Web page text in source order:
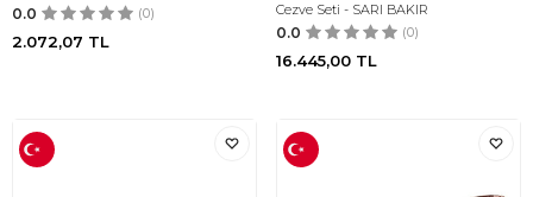
0.0 (0)
2.072,07 TL
Cezve Seti - SARI BAKIR
0.0 (0)
16.445,00 TL